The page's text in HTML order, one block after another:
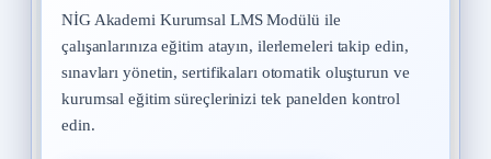
NİG Akademi Kurumsal LMS Modülü ile
çalışanlarınıza eğitim atayın, ilerlemeleri takip edin,
sınavları yönetin, sertifikaları otomatik oluşturun ve
kurumsal eğitim süreçlerinizi tek panelden kontrol
edin.